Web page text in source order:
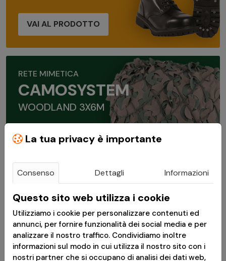
VAI AL PRODOTTO
RETE MIMETICA
CAMOSYSTEM
WOODLAND 3X6M
BERMUDA BRANDIT
LEGEND
SANDSTORM
La tua privacy è importante
Consenso Dettagli Informazioni
Questo sito web utilizza i cookie
Utilizziamo i cookie per personalizzare contenuti ed
annunci, per fornire funzionalità dei social media e per
analizzare il nostro traffico. Condividiamo inoltre
informazioni sul modo in cui utilizza il nostro sito con i
nostri partner che si occupano di analisi dei dati web,